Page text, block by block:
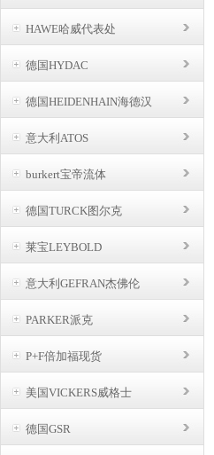
HAWE哈威代表处
德国HYDAC
德国HEIDENHAIN海德汉
意大利ATOS
burkert宝帝流体
德国TURCK图尔克
莱宝LEYBOLD
意大利GEFRAN杰佛伦
PARKER派克
P+F倍加福现货
美国VICKERS威格士
德国GSR